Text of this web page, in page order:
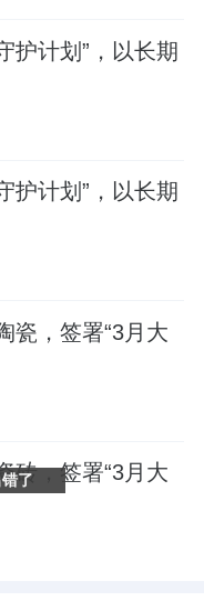
护计划”，以长期
护计划”，以长期
瓷，签署“3月大
砖，签署“3月大
了